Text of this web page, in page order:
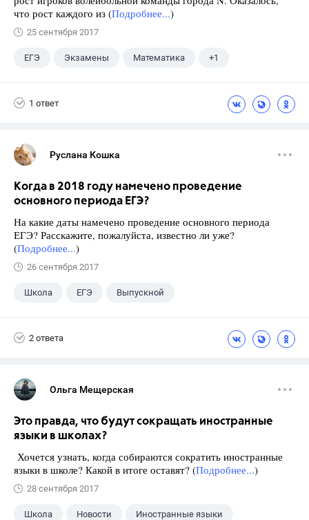
что рост каждого из (Подробнее...)
25 сентября 2017
ЕГЭ Экзамены Математика +1
1 ответ
Руслана Кошка
Когда в 2018 году намечено проведение
основного периода ЕГЭ?
На какие даты намечено проведение основного периода
ЕГЭ? Расскажите, пожалуйста, известно ли уже?
(Подробнее...)
26 сентября 2017
Школа ЕГЭ Выпускной
2 ответа
Ольга Мещерская
Это правда, что будут сокращать иностранные
языки в школах?
Хочется узнать, когда собираются сократить иностранные
языки в школе? Какой в итоге оставят? (Подробнее...)
28 сентября 2017
Школа Новости Иностранные языки